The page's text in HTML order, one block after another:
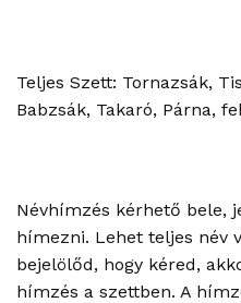
Teljes Szett: Tornazsák,
Babzsák, Takaró, Párna,
Névhímzés kérhető bele,
hímezni. Lehet teljes név
bejelölőd, hogy kéred,
hímzés a szettben. A